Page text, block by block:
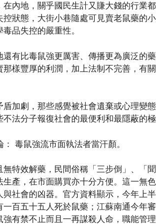
在內地，關乎國民生計又賺大錢的行業
狀態，大街小巷隨處可見賣老鼠藥的
品失控的嚴重性。
有比毒鼠強更厲害、傳播更為廣泛的
樣豐厚的利潤，加上法制不完善，有
加劇，那些感覺被社會遺棄或心理變
法分子報復社會的最便利和最隱蔽的極
毒鼠強流市面執法者當汗顏。
特效解藥，民間俗稱「三步倒」、「
產，在市面購買亦十分方便。這一無
與社會的凶器。官方資料顯示，今年上
百五十五人死於鼠藥；江蘇南通今年
強有禁不止而且一再謀殺人命，職能管